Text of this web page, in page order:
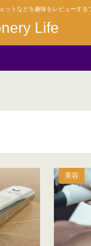
ットなどを趣味をレビューする
Life
美容